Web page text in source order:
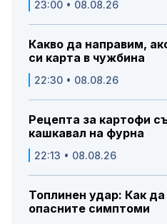
23:00 • 08.08.26
Какво да направим,
си карта в чужбина
22:30 • 08.08.26
Рецепта за картофи
кашкавал на фурна
22:13 • 08.08.26
Топлинен удар: Как
опасните симптоми